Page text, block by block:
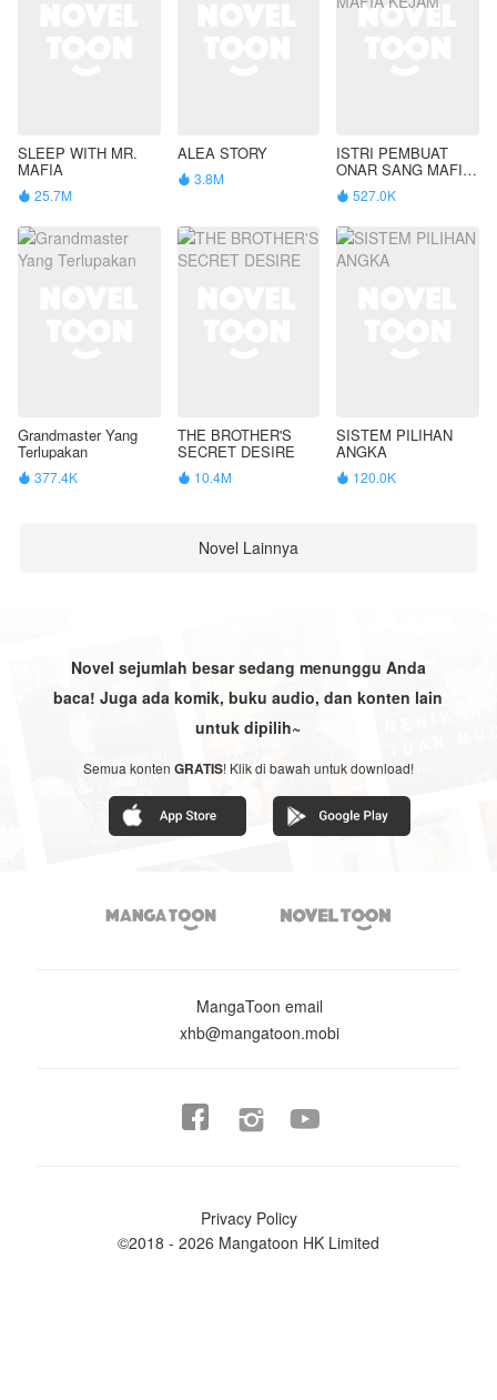
SLEEP WITH MR.
MAFIA
 25.7M
ALEA STORY
 3.8M
ISTRI PEMBUAT
ONAR SANG MAFIA
KEJAM
 527.0K
Grandmaster Yang
Terlupakan
 377.4K
THE BROTHER'S
SECRET DESIRE
 10.4M
SISTEM PILIHAN
ANGKA
 120.0K
Novel Lainnya
Novel sejumlah besar sedang menunggu Anda
baca! Juga ada komik, buku audio, dan konten lain
untuk dipilih~
Semua konten GRATIS! Klik di bawah untuk download!
 
MangaToon email
xhb@mangatoon.mobi
 
Privacy Policy
©2018 - 2026 Mangatoon HK Limited